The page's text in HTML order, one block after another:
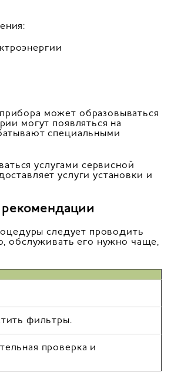
может образовываться
могут появляться на
специальными
услугами сервисной
услуги установки и
следует проводить
обслуживать его нужно чаще,
фильтры.
проверка и